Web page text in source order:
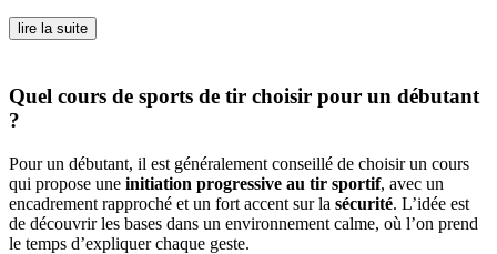
lire la suite
Quel cours de sports de tir choisir pour un débutant
?
Pour un débutant, il est généralement conseillé de choisir un cours
qui propose une initiation progressive au tir sportif, avec un
encadrement rapproché et un fort accent sur la sécurité. L’idée est
de découvrir les bases dans un environnement calme, où l’on prend
le temps d’expliquer chaque geste.